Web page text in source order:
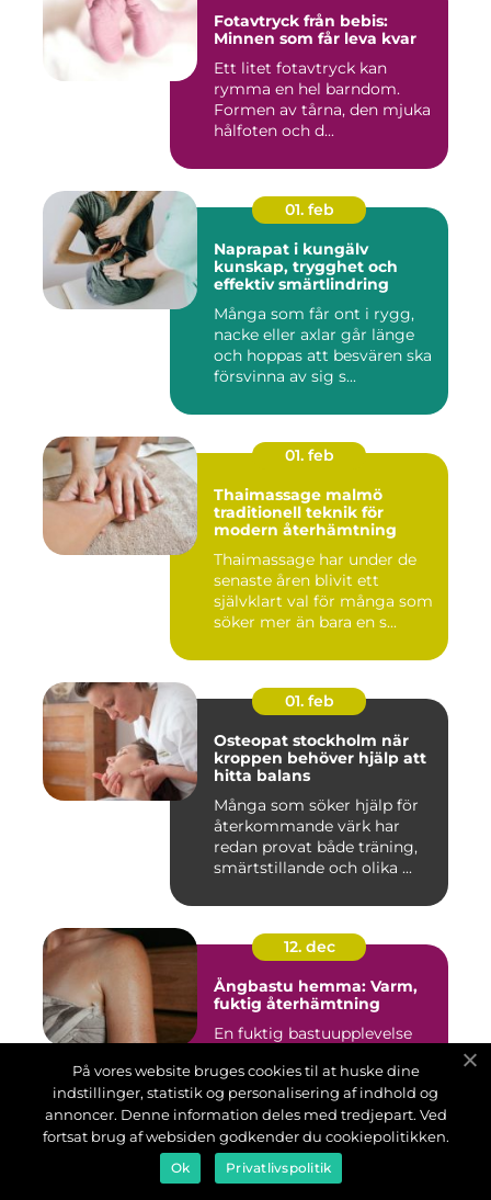
Fotavtryck från bebis:
Minnen som får leva kvar
Ett litet fotavtryck kan
rymma en hel barndom.
Formen av tårna, den mjuka
hålfoten och d...
01. feb
Naprapat i kungälv
kunskap, trygghet och
effektiv smärtlindring
Många som får ont i rygg,
nacke eller axlar går länge
och hoppas att besvären ska
försvinna av sig s...
01. feb
Thaimassage malmö
traditionell teknik för
modern återhämtning
Thaimassage har under de
senaste åren blivit ett
självklart val för många som
söker mer än bara en s...
01. feb
Osteopat stockholm när
kroppen behöver hjälp att
hitta balans
Många som söker hjälp för
återkommande värk har
redan provat både träning,
smärtstillande och olika ...
12. dec
Ångbastu hemma: Varm,
fuktig återhämtning
En fuktig bastuupplevelse
än torrbastu lockar allt fler.
Ånga om...
06. dec
På vores website bruges cookies til at huske dine
indstillinger, statistik og personalisering af indhold og
annoncer. Denne information deles med tredjepart. Ved
fortsat brug af websiden godkender du cookiepolitikken.
Ok Privatlivspolitik